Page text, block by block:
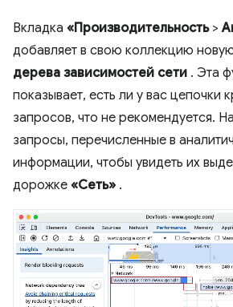
Вкладка «Производительность>
добавляет в свою коллекцию
дерева зависимостей сети . Эта
показывает, есть ли у вас цепочки
запросов, что не рекомендуется.
запросы, перечисленные в
информации, чтобы увидеть их
дорожке «Сеть» .